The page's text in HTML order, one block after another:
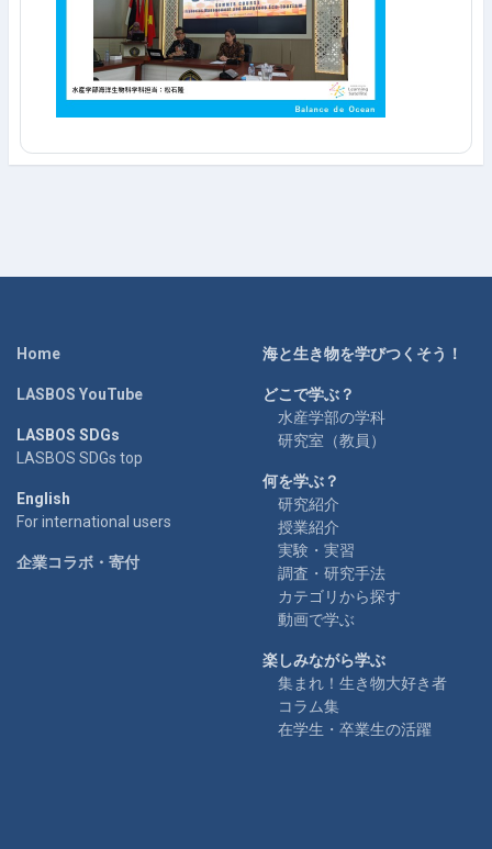
Home
LASBOS YouTube
LASBOS SDGs
LASBOS SDGs top
English
For international users
企業コラボ・寄付
海と生き物を学びつくそう！
どこで学ぶ？
水産学部の学科
研究室（教員）
何を学ぶ？
研究紹介
授業紹介
実験・実習
調査・研究手法
カテゴリから探す
動画で学ぶ
楽しみながら学ぶ
集まれ！生き物大好き者
コラム集
在学生・卒業生の活躍